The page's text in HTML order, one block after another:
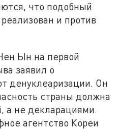
что подобный
и против
Ын на первой
заявил о
денуклеаризации. Он
страны должна
а не декларациями.
агентство Кореи